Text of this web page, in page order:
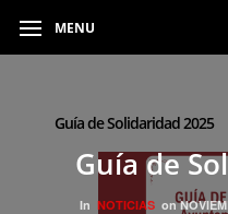
MENU
Guía de
In NOTICIASon
Guía de Solidaridad 2025